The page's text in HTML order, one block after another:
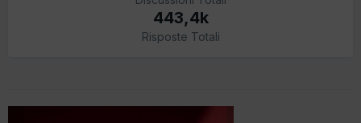
443,4k
Risposte Totali